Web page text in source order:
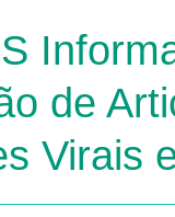
de
Virais